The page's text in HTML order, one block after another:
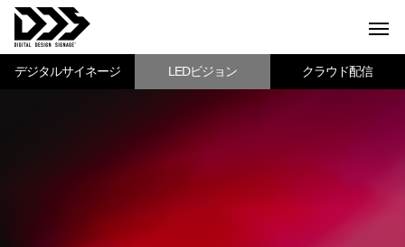
デジタルサイネージ LEDビジョン クラウド配信